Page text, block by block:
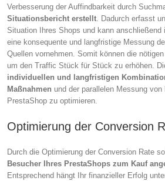
Verbesserung der Auffindbarkeit durch
Situationsbericht erstellt. Dadurch erfasst
Situation Ihres Shops und kann anschließend
eine konsequente und langfristige Messung
Quellen vornehmen. Somit können die
um den Traffic Stück für Stück zu erhöhen.
individuellen und langfristigen
Maßnahmen und der parallelen Messung
PrestaShop zu optimieren.
Optimierung der Conversion
Durch die Optimierung der Conversion Rate
Besucher Ihres PrestaShops zum Kauf
Entsprechend hängt Ihr finanzieller Erfolg